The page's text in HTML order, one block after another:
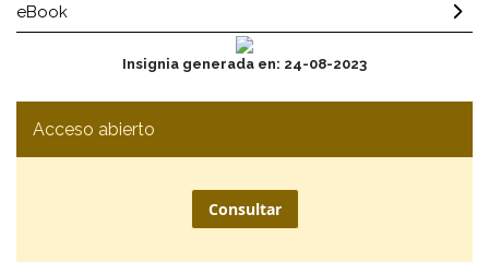
eBook
Insignia generada en: 24-08-2023
Acceso abierto
Consultar